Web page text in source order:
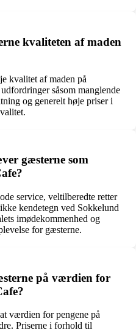
kvaliteten af maden
kvalitet af maden på
såsom manglende
og generelt høje priser i
gæsterne som
service, veltilberedte retter
kendetegn ved Sokkelund
imødekommenhed og
for gæsterne.
på værdien for
værdien for pengene på
Priserne i forhold til